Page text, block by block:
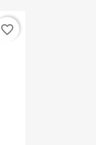
favorite_border